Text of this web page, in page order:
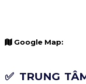
Google Map:
✅ TRUNG